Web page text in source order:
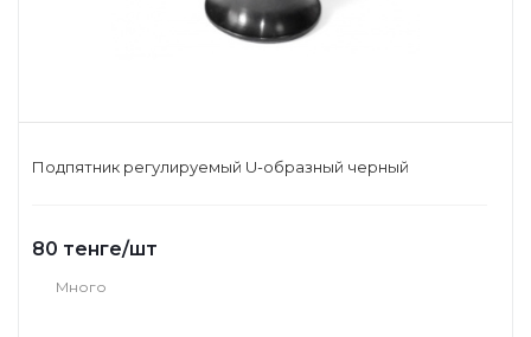
Подпятник регулируемый U-образный черный
80 тенге/шт
Много